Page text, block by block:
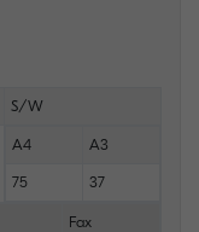
S/W
A4 A3
75 37
Fax